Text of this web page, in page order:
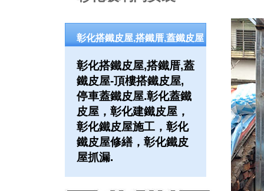
彰化搭鐵皮屋,搭鐵厝,蓋鐵皮屋
彰化搭鐵皮屋,搭鐵厝,蓋
鐵皮屋-頂樓搭鐵皮屋,
停車蓋鐵皮屋.彰化蓋鐵
皮屋，彰化建鐵皮屋，
彰化鐵皮屋施工，彰化
鐵皮屋修繕，彰化鐵皮
屋抓漏.